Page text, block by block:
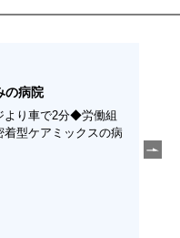
病院
より車で2分◆労働組
型ケアミックスの病
いて